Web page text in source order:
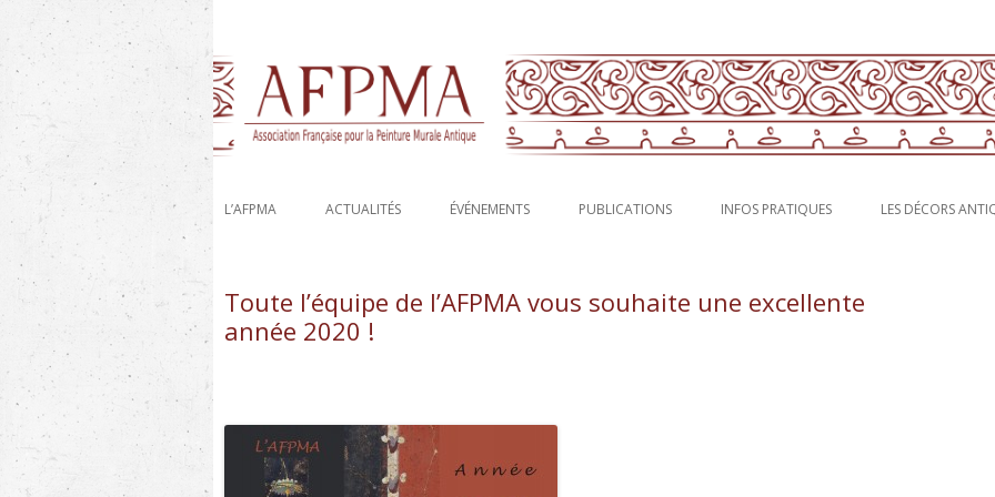
L’AFPMA ACTUALITÉS ÉVÉNEMENTS PUBLICATIONS INFOS PRATIQUES LES DÉCORS
Toute l’équipe de l’AFPMA vous souhaite une excellente
année 2020 !